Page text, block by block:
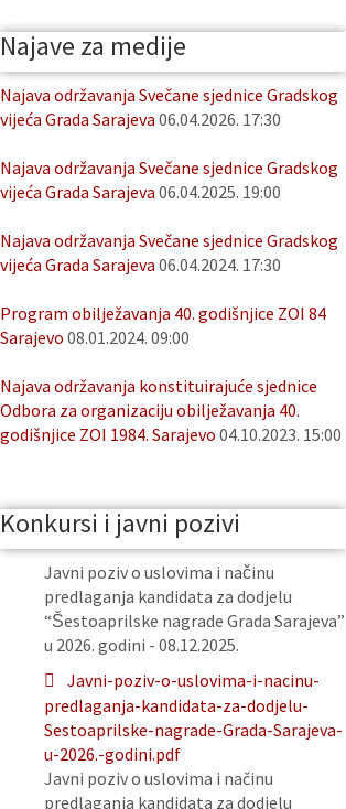
Najave za medije
Najava održavanja Svečane sjednice Gradskog
vijeća Grada Sarajeva 06.04.2026. 17:30
Najava održavanja Svečane sjednice Gradskog
vijeća Grada Sarajeva 06.04.2025. 19:00
Najava održavanja Svečane sjednice Gradskog
vijeća Grada Sarajeva 06.04.2024. 17:30
Program obilježavanja 40. godišnjice ZOI 84
Sarajevo 08.01.2024. 09:00
Najava održavanja konstituirajuće sjednice
Odbora za organizaciju obilježavanja 40.
godišnjice ZOI 1984. Sarajevo 04.10.2023. 15:00
Konkursi i javni pozivi
Javni poziv o uslovima i načinu
predlaganja kandidata za dodjelu
“Šestoaprilske nagrade Grada Sarajeva”
u 2026. godini - 08.12.2025.
Javni-poziv-o-uslovima-i-nacinu-
predlaganja-kandidata-za-dodjelu-
Sestoaprilske-nagrade-Grada-Sarajeva-
u-2026.-godini.pdf
Javni poziv o uslovima i načinu
predlaganja kandidata za dodjelu